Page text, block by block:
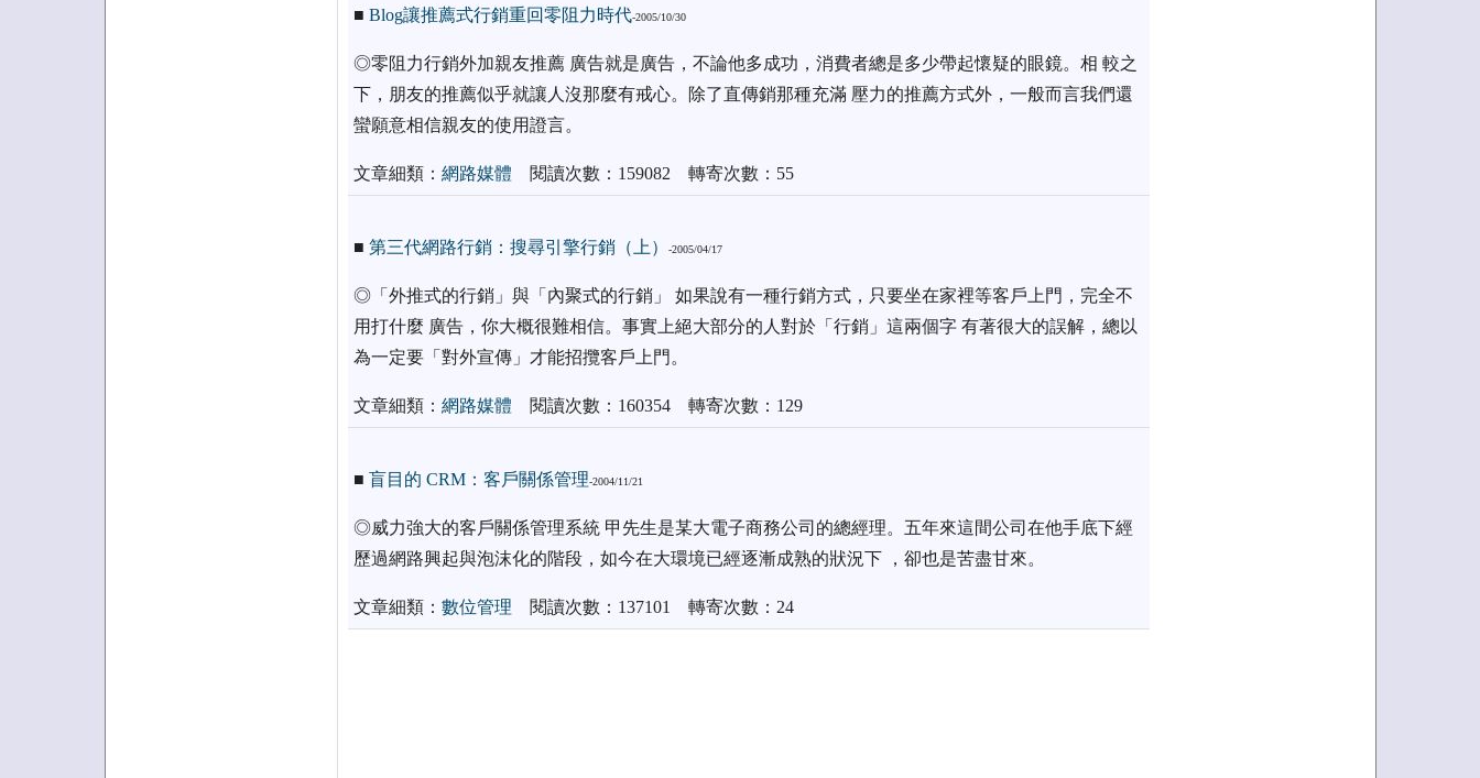
■ Blog讓推薦式行銷重回零阻力時代-2005/10/30
◎零阻力行銷外加親友推薦 廣告就是廣告，不論他多成功，消費者總是多少帶起懷疑的眼鏡。相 較之
下，朋友的推薦似乎就讓人沒那麼有戒心。除了直傳銷那種充滿 壓力的推薦方式外，一般而言我們還
蠻願意相信親友的使用證言。
文章細類： 網路媒體 閱讀次數：159082 轉寄次數：55
■ 第三代網路行銷：搜尋引擎行銷（上） -2005/04/17
◎「外推式的行銷」與「內聚式的行銷」 如果說有一種行銷方式，只要坐在家裡等客戶上門，完全不
用打什麼 廣告，你大概很難相信。事實上絕大部分的人對於「行銷」這兩個字 有著很大的誤解，總以
為一定要「對外宣傳」才能招攬客戶上門。
文章細類： 網路媒體 閱讀次數：160354 轉寄次數：129
■ 盲目的 CRM：客戶關係管理-2004/11/21
◎威力強大的客戶關係管理系統 甲先生是某大電子商務公司的總經理。五年來這間公司在他手底下經
歷過網路興起與泡沫化的階段，如今在大環境已經逐漸成熟的狀況下 ，卻也是苦盡甘來。
文章細類： 數位管理 閱讀次數：137101 轉寄次數：24